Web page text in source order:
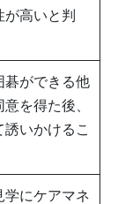
高いと判
碁ができる他
を得た後、
いかけるこ
学にケアマネ